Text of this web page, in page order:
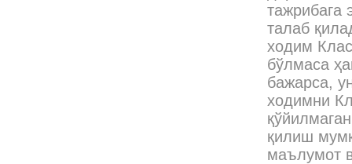
тажрибага
талаб
ходим
бўлмаса
бажарса,
ходимни
қилиш
маълумот